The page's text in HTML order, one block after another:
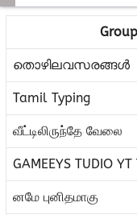
തൊഴിലവസരങ്ങൾ
Tamil Typing
வீட்டிலிருந்தே வேலை
GAMEEYS TUDIO YT
னமே புனிதமாகு